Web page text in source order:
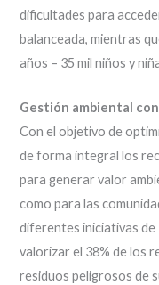
dificultades para
balanceada, mientras
años – 35 mil niños y
Gestión ambiental
Con el objetivo de
de forma integral los
para generar valor
como para las
diferentes iniciativas de
valorizar el 38% de los
residuos peligrosos de